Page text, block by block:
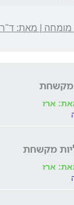
| מאת: ד"ר
מקשחת